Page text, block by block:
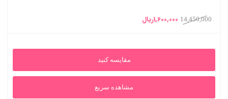
14,450,000 قیمت
14,450,000ریال
1,600,000ریال
1,600,000ریال
مقایسه کنید
مشاهده سریع